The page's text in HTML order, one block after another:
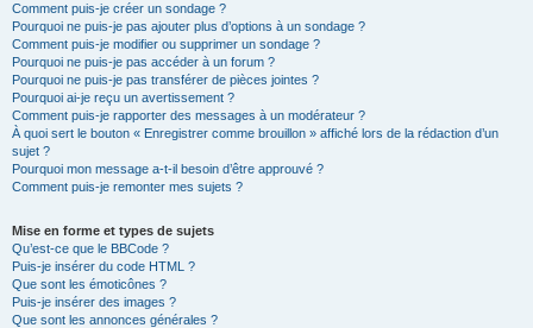
Comment puis-je créer un sondage ?
Pourquoi ne puis-je pas ajouter plus d’options à un sondage ?
Comment puis-je modifier ou supprimer un sondage ?
Pourquoi ne puis-je pas accéder à un forum ?
Pourquoi ne puis-je pas transférer de pièces jointes ?
Pourquoi ai-je reçu un avertissement ?
Comment puis-je rapporter des messages à un modérateur ?
À quoi sert le bouton « Enregistrer comme brouillon » affiché lors de la rédaction d’un
sujet ?
Pourquoi mon message a-t-il besoin d’être approuvé ?
Comment puis-je remonter mes sujets ?
Mise en forme et types de sujets
Qu’est-ce que le BBCode ?
Puis-je insérer du code HTML ?
Que sont les émoticônes ?
Puis-je insérer des images ?
Que sont les annonces générales ?